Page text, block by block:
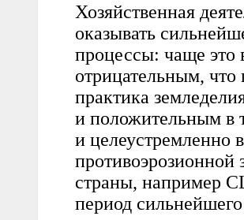
Хозяйственная
оказывать
процессы: чаще это
отрицательным, что
практика
и положительным в
и целеустремленно
противоэрозионной
страны, например
период